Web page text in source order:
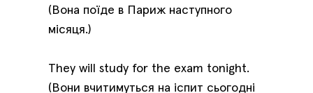
(Вона поїде в Париж наступного
місяця.)
They will study for the exam tonight.
(Вони вчитимуться на іспит сьогодні